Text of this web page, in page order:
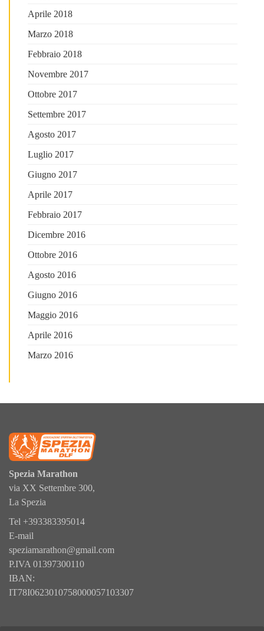
Aprile 2018
Marzo 2018
Febbraio 2018
Novembre 2017
Ottobre 2017
Settembre 2017
Agosto 2017
Luglio 2017
Giugno 2017
Aprile 2017
Febbraio 2017
Dicembre 2016
Ottobre 2016
Agosto 2016
Giugno 2016
Maggio 2016
Aprile 2016
Marzo 2016
Spezia Marathon
via XX Settembre 300,
La Spezia
Tel +393383395014
E-mail
speziamarathon@gmail.com
P.IVA 01397300110
IBAN:
IT78I0623010758000057103307